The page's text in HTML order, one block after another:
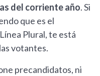
del corriente año. Si
que es el
Plural, te está
votantes.
precandidatos, ni